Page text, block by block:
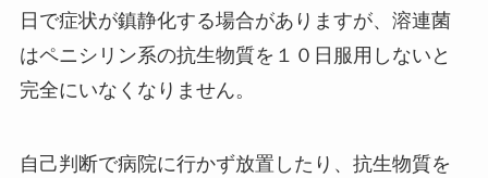
日で症状が鎮静化する場合がありますが、溶連菌
はペニシリン系の抗生物質を１０日服用しないと
完全にいなくなりません。
自己判断で病院に行かず放置したり、抗生物質を